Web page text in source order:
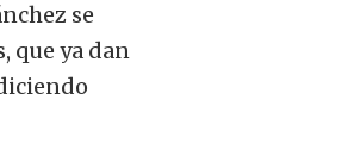
se
que ya dan